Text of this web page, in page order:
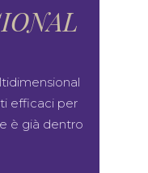
efficaci per
è già dentro